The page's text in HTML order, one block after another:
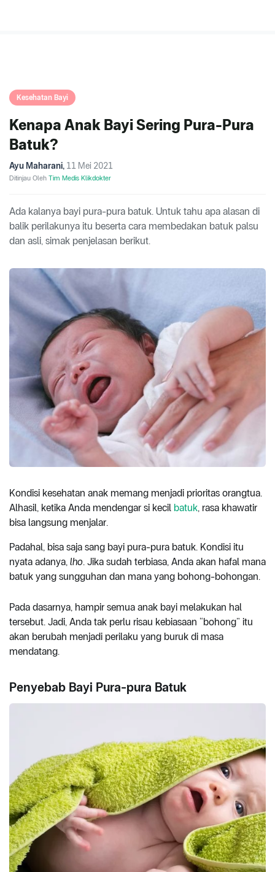
Kesehatan Bayi
Kenapa Anak Bayi Sering Pura-Pura
Batuk?
Ayu Maharani, 11 Mei 2021
Ditinjau Oleh Tim Medis Klikdokter
Ada kalanya bayi pura-pura batuk. Untuk tahu apa alasan di
balik perilakunya itu beserta cara membedakan batuk palsu
dan asli, simak penjelasan berikut.
Kondisi kesehatan anak memang menjadi prioritas orangtua.
Alhasil, ketika Anda mendengar si kecil batuk, rasa khawatir
bisa langsung menjalar.
Padahal, bisa saja sang bayi pura-pura batuk. Kondisi itu
nyata adanya, lho. Jika sudah terbiasa, Anda akan hafal mana
batuk yang sungguhan dan mana yang bohong-bohongan.
Pada dasarnya, hampir semua anak bayi melakukan hal
tersebut. Jadi, Anda tak perlu risau kebiasaan “bohong” itu
akan berubah menjadi perilaku yang buruk di masa
mendatang.
Penyebab Bayi Pura-pura Batuk